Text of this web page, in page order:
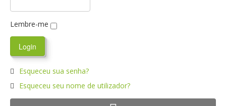
Lembre-me
Esqueceu sua senha?
Esqueceu seu nome de utilizador?